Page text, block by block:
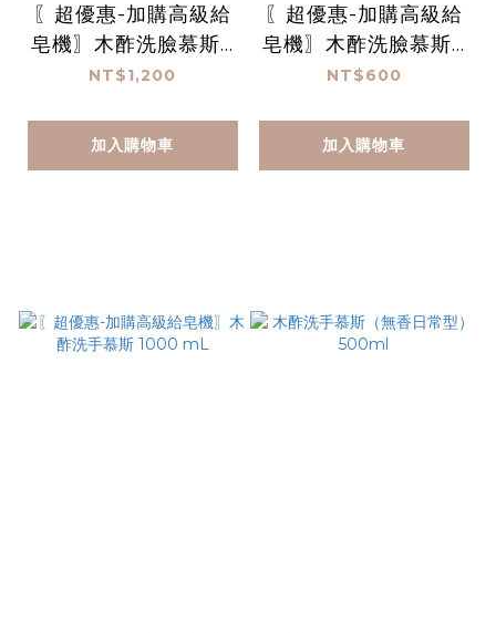
〖超優惠-加購高級給
皂機〗木酢洗臉慕斯 1
000 mL*2
NT$1,200
加入購物車
〖超優惠-加購高級給
皂機〗木酢洗臉慕斯 1
000 mL
NT$600
加入購物車